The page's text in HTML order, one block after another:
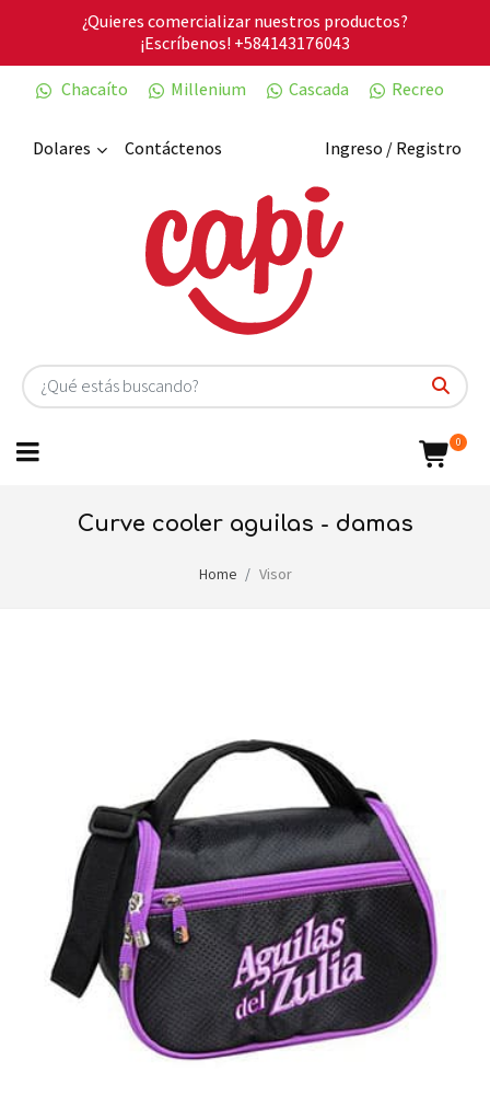
¿Quieres comercializar nuestros productos?
¡Escríbenos!+584143176043
Chacaíto
Millenium Cascada Recreo
Dolares Ingreso / Registro
Contáctenos
0
curve cooler aguilas - damas
Home Visor